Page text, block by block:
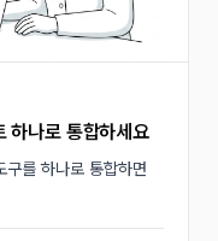
하나로 통합하세요
를 하나로 통합하면